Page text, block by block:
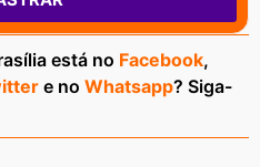
está no Facebook,
e no Whatsapp? Siga-